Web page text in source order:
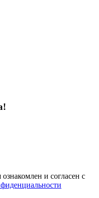
и согласен с